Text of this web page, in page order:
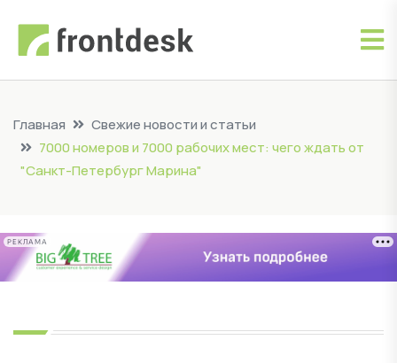
Главная
Свежие новости и статьи
7000 номеров и 7000 рабочих мест: чего ждать от
"Санкт-Петербург Марина"
РЕКЛАМА